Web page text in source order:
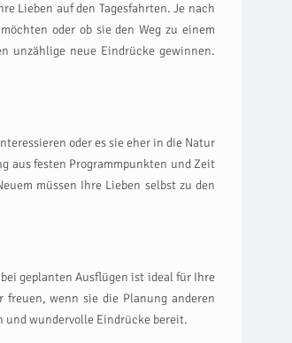
Lieben auf den Tagesfahrten. Je nach
oder ob sie den Weg zu einem
unzählige neue Eindrücke gewinnen.
oder es sie eher in die Natur
aus festen Programmpunkten und Zeit
müssen Ihre Lieben selbst zu den
geplanten Ausflügen ist ideal für Ihre
wenn sie die Planung anderen
und wundervolle Eindrücke bereit.